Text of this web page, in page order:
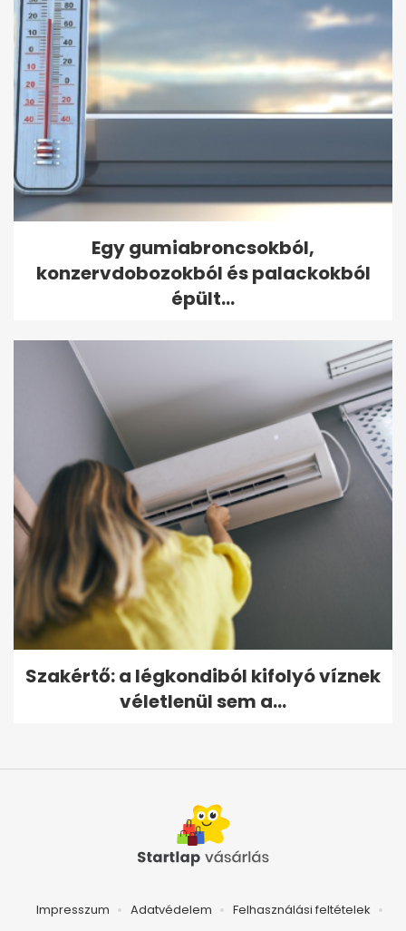
Egy gumiabroncsokból,
konzervdobozokból és palackokból
épült...
Szakértő: a légkondiból kifolyó víznek
véletlenül sem a...
Impresszum Adatvédelem
Felhasználási feltételek